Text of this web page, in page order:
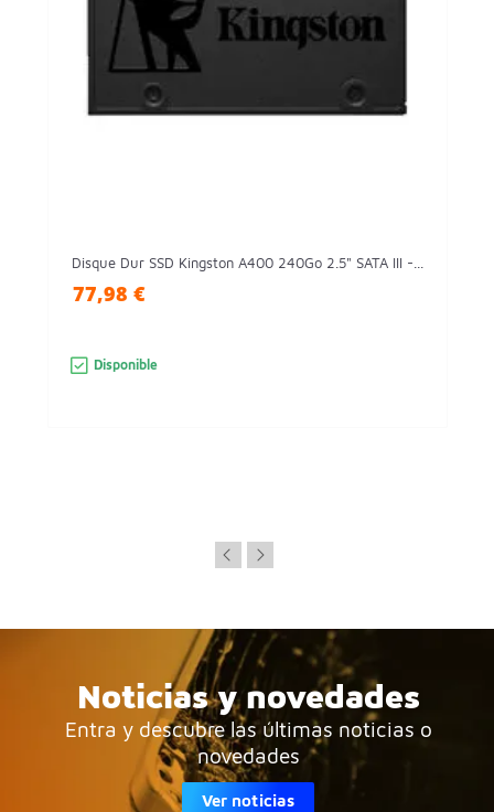
Disque Dur SSD Kingston A400 240Go 2.5" SATA III -...
77,98 €
Disponible
Noticias y novedades
Entra y descubre las últimas noticias o
novedades
Ver noticias